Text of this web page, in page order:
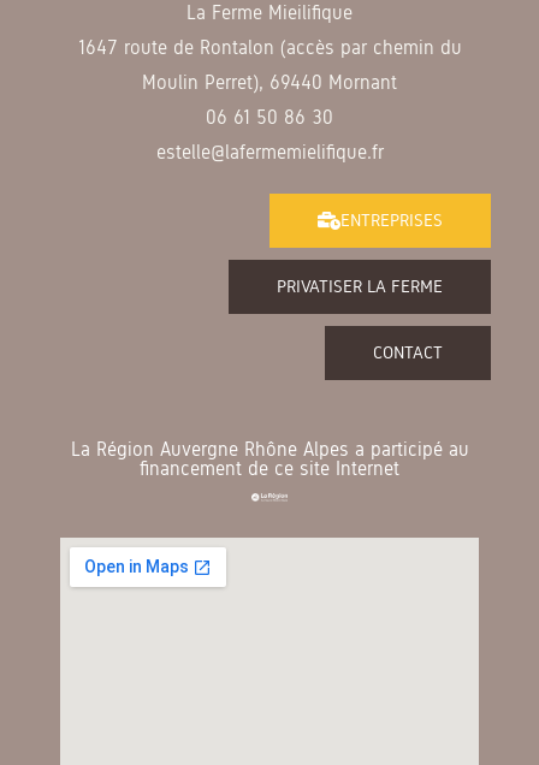
La Ferme Mieilifique
1647 route de Rontalon (accès par chemin du
Moulin Perret), 69440 Mornant
06 61 50 86 30
estelle@lafermemielifique.fr
ENTREPRISES
PRIVATISER LA FERME
CONTACT
La Région Auvergne Rhône Alpes a participé au
financement de ce site Internet